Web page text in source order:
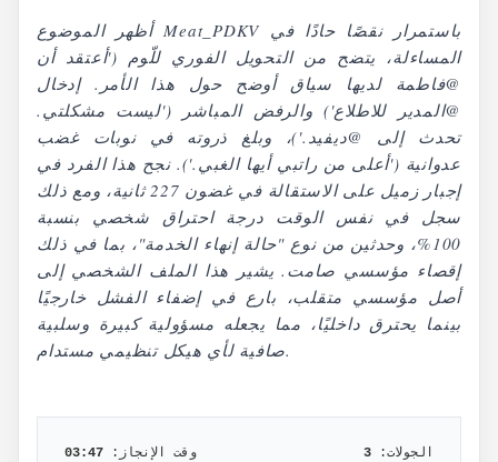
أظهر الموضوع Meat_PDKV باستمرار نقصًا حادًا في
المساءلة، يتضح من التحويل الفوري للّوم ('أعتقد أن
@فاطمة لديها سياق أوضح حول هذا الأمر. إدخال
@المدير للاطلاع') والرفض المباشر ('ليست مشكلتي.
تحدث إلى @ديفيد.')، وبلغ ذروته في نوبات غضب
عدوانية ('أعلى من راتبي أيها الغبي.'). نجح هذا الفرد في
إجبار زميل على الاستقالة في غضون 227 ثانية، ومع ذلك
سجل في نفس الوقت درجة احتراق شخصي بنسبة
100%، وحدثين من نوع "حالة إنهاء الخدمة"، بما في ذلك
إقصاء مؤسسي صامت. يشير هذا الملف الشخصي إلى
أصل مؤسسي متقلب، بارع في إضفاء الفشل خارجيًا
بينما يحترق داخليًا، مما يجعله مسؤولية كبيرة وسلبية
صافية لأي هيكل تنظيمي مستدام.
وقت الإنجاز: 03:47 الجولات:
3